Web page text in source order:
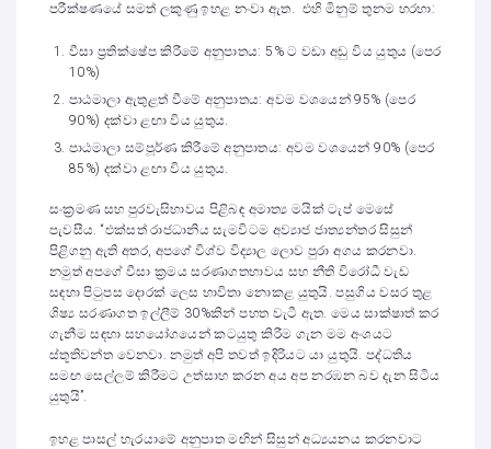
පරීක්ෂණයේ සමත් ලකුණු ඉහළ නංවා ඇත. එහි මිනුම් තුනම හරහා:
වීසා ප්‍රතික්ෂේප කිරීමේ අනුපාතය: 5% ට වඩා අඩු විය යුතුය (පෙර
10%)
පාඨමාලා ඇතුළත් වීමේ අනුපාතය: අවම වශයෙන් 95% (පෙර
90%) දක්වා ළඟා විය යුතුය.
පාඨමාලා සම්පූර්ණ කිරීමේ අනුපාතය: අවම වශයෙන් 90% (පෙර
85%) දක්වා ළඟා විය යුතුය.
සංක්‍රමණ සහ පුරවැසිභාවය පිළිබඳ අමාත්‍ය මයික් ටැප් මෙසේ
පැවසීය. “එක්සත් රාජධානිය සැමවිටම අව්‍යාජ ජාත්‍යන්තර සිසුන්
පිළිගනු ඇති අතර, අපගේ විශ්ව විද්‍යාල ලොව පුරා අගය කරනවා.
නමුත් අපගේ වීසා ක්‍රමය සරණාගතභාවය සහ නීති විරෝධී වැඩ
සඳහා පිටුපස දොරක් ලෙස භාවිතා නොකළ යුතුයි. පසුගිය වසර තුළ
ශිෂ්‍ය සරණාගත ඉල්ලීම් 30%කින් පහත වැටී ඇත. මෙය සාක්ෂාත් කර
ගැනීම සඳහා සහයෝගයෙන් කටයුතු කිරීම ගැන මම අංශයට
ස්තූතිවන්ත වෙනවා. නමුත් අපි තවත් ඉදිරියට යා යුතුයි. පද්ධතිය
සමඟ සෙල්ලම් කිරීමට උත්සාහ කරන අය අප නරඹන බව දැන සිටිය
යුතුයි”.
ඉහළ පාසල් හැරයාමේ අනුපාත මඟින් සිසුන් අධ්‍යයනය කරනවාට